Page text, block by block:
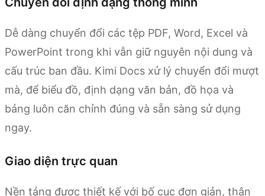
Dễ dàng chuyển đổi các tệp PDF, Word, Excel và
PowerPoint trong khi vẫn giữ nguyên nội dung và
cấu trúc ban đầu. Kimi Docs xử lý chuyển đổi mượt
mà, để biểu đồ, định dạng văn bản, đồ họa và
bảng luôn căn chỉnh đúng và sẵn sàng sử dụng
ngay.
Giao diện trực quan
Nền tảng được thiết kế với bố cục đơn giản, thân